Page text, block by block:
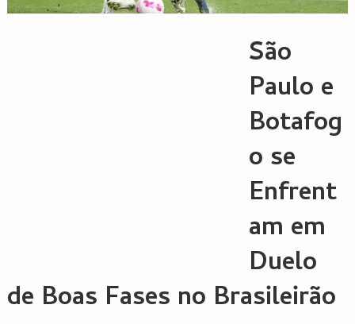
São
Paulo e
Botafog
o se
Enfrent
am em
Duelo
de Boas Fases no Brasileirão